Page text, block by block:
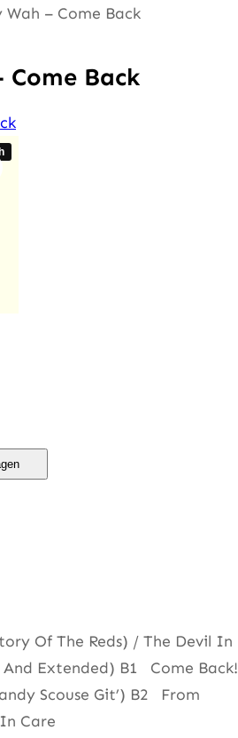
– Come Back
Back
Of The Reds) / The Devil In
And Extended) B1 Come Back!
Scouse Git’) B2 From
Care